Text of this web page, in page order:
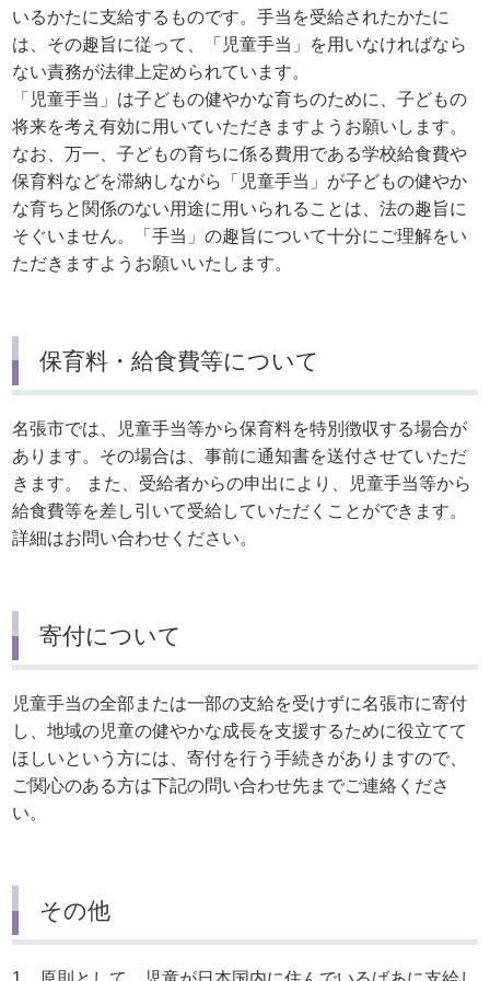
いるかたに支給するものです。手当を受給されたかたに
は、その趣旨に従って、「児童手当」を用いなければなら
ない責務が法律上定められています。
「児童手当」は子どもの健やかな育ちのために、子どもの
将来を考え有効に用いていただきますようお願いします。
なお、万一、子どもの育ちに係る費用である学校給食費や
保育料などを滞納しながら「児童手当」が子どもの健やか
な育ちと関係のない用途に用いられることは、法の趣旨に
そぐいません。「手当」の趣旨について十分にご理解をい
ただきますようお願いいたします。
保育料・給食費等について
名張市では、児童手当等から保育料を特別徴収する場合が
あります。その場合は、事前に通知書を送付させていただ
きます。 また、受給者からの申出により、児童手当等から
給食費等を差し引いて受給していただくことができます。
詳細はお問い合わせください。
寄付について
児童手当の全部または一部の支給を受けずに名張市に寄付
し、地域の児童の健やかな成長を支援するために役立てて
ほしいという方には、寄付を行う手続きがありますので、
ご関心のある方は下記の問い合わせ先までご連絡くださ
い。
その他